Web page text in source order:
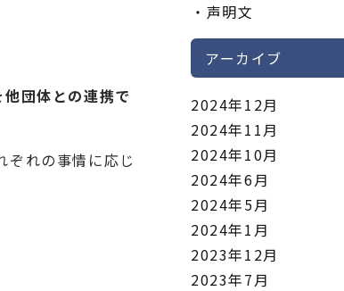
団体との連携で
ぞれの事情に応じ
声明文
アーカイブ
2024年12月
2024年11月
2024年10月
2024年6月
2024年5月
2024年1月
2023年12月
2023年7月